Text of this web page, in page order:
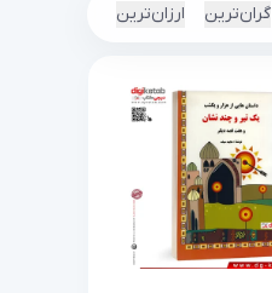
گران‌ترین ارزان‌ترین